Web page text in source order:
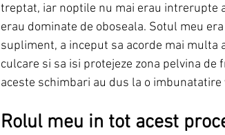
treptat, iar noptile nu mai erau intrerupte
erau dominate de oboseala. Sotul meu
supliment, a inceput sa acorde mai
culcare si sa isi protejeze zona pelvina
aceste schimbari au dus la o
Rolul meu in tot acest